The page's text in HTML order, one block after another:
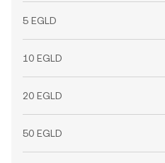
5 EGLD
10 EGLD
20 EGLD
50 EGLD